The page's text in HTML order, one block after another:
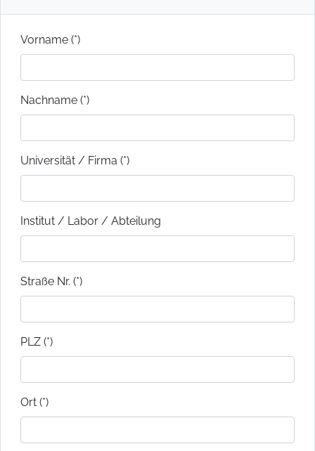
Vorname (*)
Nachname (*)
Universität / Firma (*)
Institut / Labor / Abteilung
Straße Nr. (*)
PLZ (*)
Ort (*)